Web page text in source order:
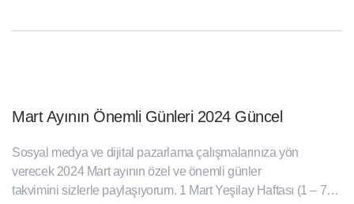
Mart Ayının Önemli Günleri 2024 Güncel
Sosyal medya ve dijital pazarlama çalışmalarınıza yön
verecek 2024 Mart ayının özel ve önemli günler
takvimini sizlerle paylaşıyorum. 1 Mart Yeşilay Haftası (1 – 7